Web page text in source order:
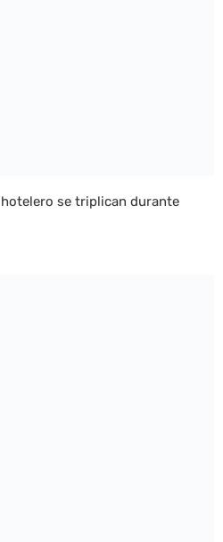
se triplican durante